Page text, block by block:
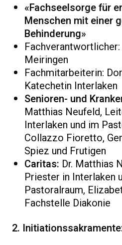
«Fachseelsorge für
Menschen mit einer
Behinderung»
Meiringen
Fachmitarbeiterin:
Katechetin Interlaken
Senioren- und
Matthias Neufeld,
Interlaken und im
Collazzo Fioretto,
Spiez und Frutigen
Caritas: Dr. Matthias
Priester in Interlaken
Pastoralraum,
Fachstelle Diakonie
2.